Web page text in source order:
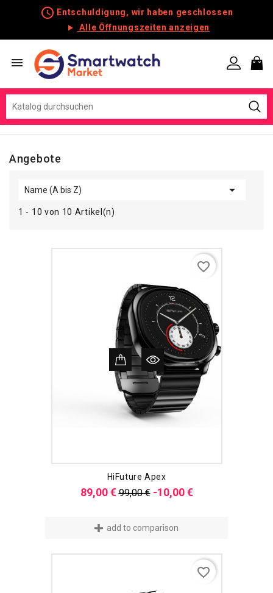
schedule Entschuldigung, wir haben geschlossen
Alle Öffnungszeiten anzeigen

Angebote
Name (A bis Z) 
1 - 10 von 10 Artikel(n)
HiFuture Apex
89,00 €Verkaufspreis
99,00 € -10,00 €Preis
favorite_border
add to comparison
favorite_border